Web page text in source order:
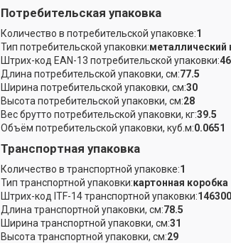
Потребительская упаковка
Количество в потребительской упаковке:1
Тип потребительской упаковки:металлический
Штрих-код EAN-13 потребительской упаковки:
Длина потребительской упаковки, см:77.5
Ширина потребительской упаковки, см:30
Высота потребительской упаковки, см:28
Вес брутто потребительской упаковки, кг:39.5
Объём потребительской упаковки, куб.м:0.0651
Транспортная упаковка
Количество в транспортной упаковке:1
Тип транспортной упаковки:картонная коробка
Штрих-код ITF-14 транспортной упаковки:
Длина транспортной упаковки, см:78.5
Ширина транспортной упаковки, см:31
Высота транспортной упаковки, см:29